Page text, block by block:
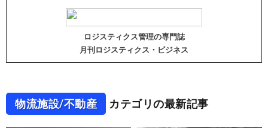
ロジスティクス管理の専門誌
月刊ロジスティクス・ビジネス
物流施設/不動産 カテゴリの最新記事